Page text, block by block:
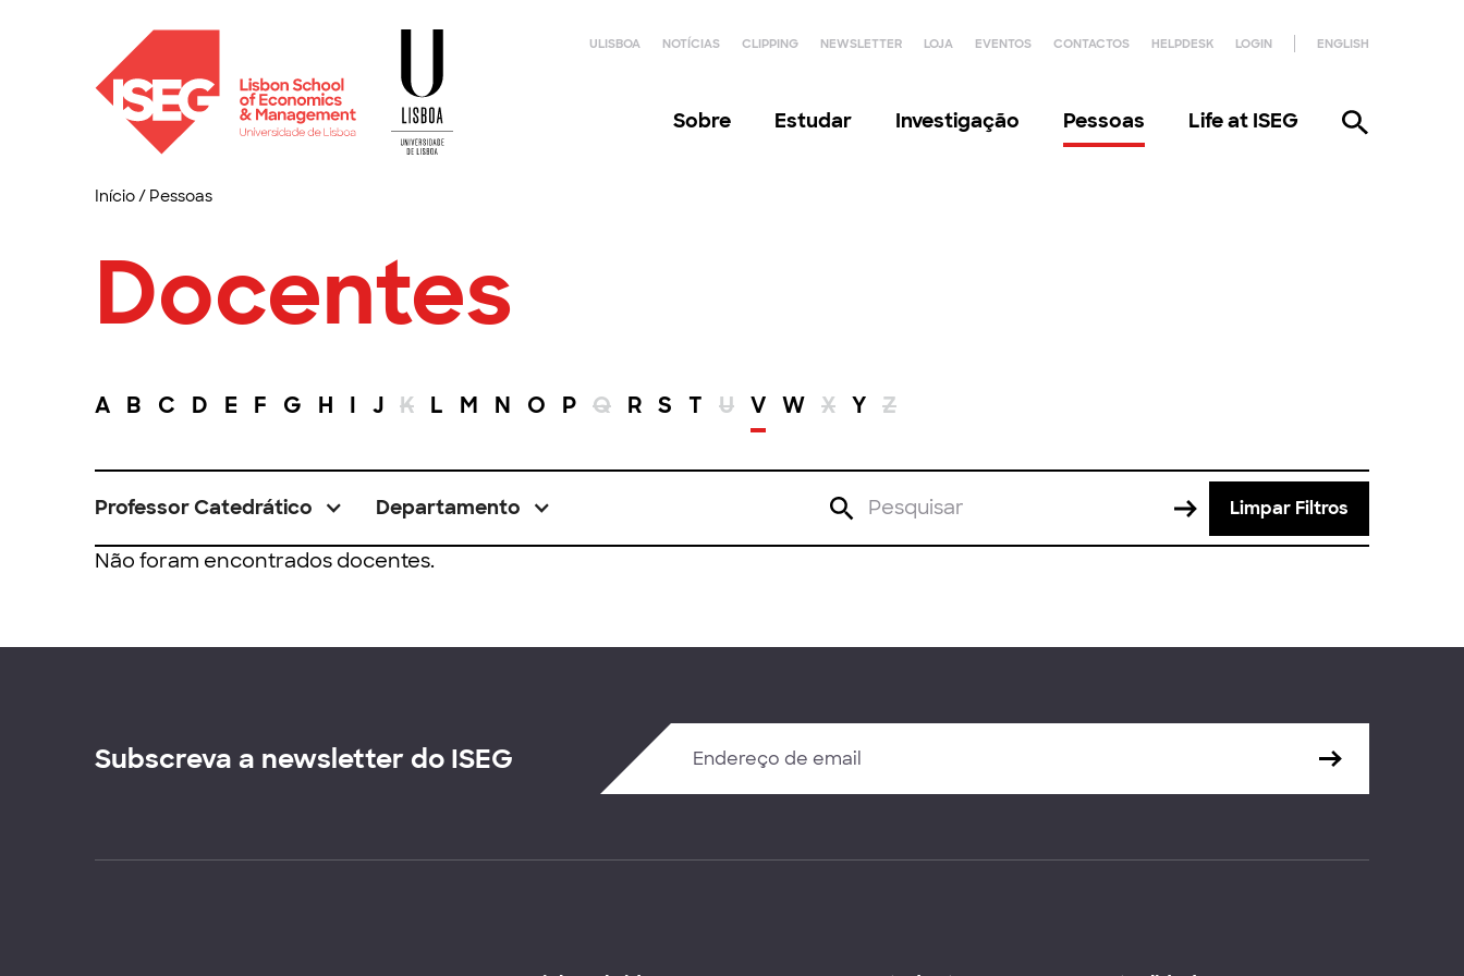
ULISBOA NOTÍCIAS CLIPPING NEWSLETTER LOJA EVENTOS CONTACTOS HELPDESK LOGIN ENGLISH
Sobre Estudar Investigação Pessoas Life at ISEG
Início/ Pessoas
Docentes
A B C D E F G H I J K L M N O P Q R S T U V W X Y Z
Professor Catedrático Departamento Limpar Filtros
Não foram encontrados docentes.
Subscreva a newsletter do ISEG